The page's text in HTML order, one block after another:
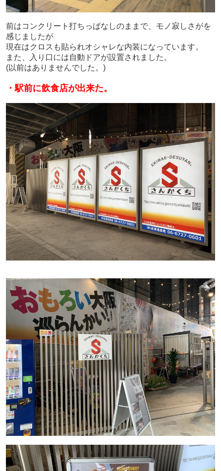
前はコンクリート打ちっぱなしのままで、モノ寂しさがを
感じましたが
現在はクロスも貼られオシャレな内装になっています。
また、入り口には自動ドアが設置されました。
(以前はありませんでした。)
・駅前に飲食店が出来た。